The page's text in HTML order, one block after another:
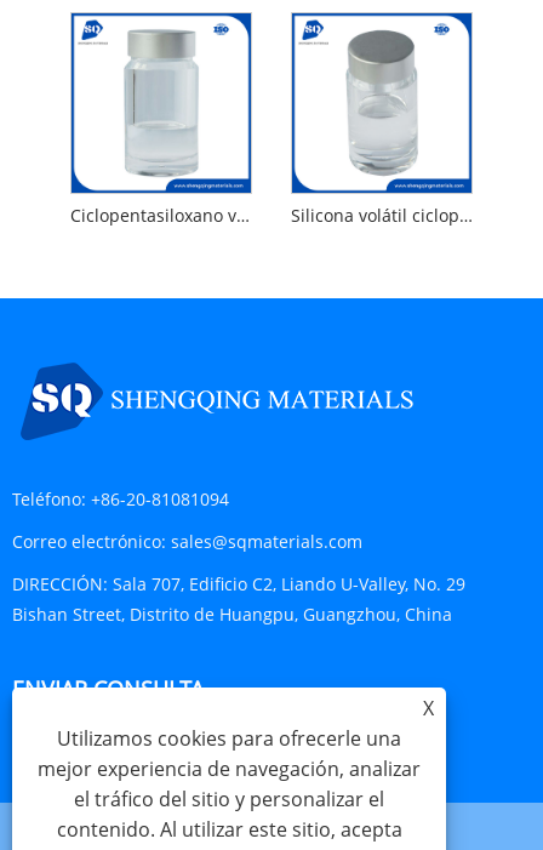
Ciclopentasiloxano volátiles y dimeticona Silicona volátil ciclopentasiloxano y dimeticonol
Teléfono: +86-20-81081094
Correo electrónico: sales@sqmaterials.com
DIRECCIÓN: Sala 707, Edificio C2, Liando U-Valley, No. 29
Bishan Street, Distrito de Huangpu, Guangzhou, China
ENVIAR CONSULTA
CONSULTA AHORA
X
Utilizamos cookies para ofrecerle una
mejor experiencia de navegación, analizar
el tráfico del sitio y personalizar el
contenido. Al utilizar este sitio, acepta